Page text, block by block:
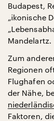
Budapest,
„ikonische
Mandelartz.
Zum
Regionen
Flughafen
der Nähe,
Faktoren,